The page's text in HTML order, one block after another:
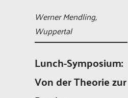
Werner Mendling,
Wuppertal
Lunch-Symposium:
Von der Theorie zur